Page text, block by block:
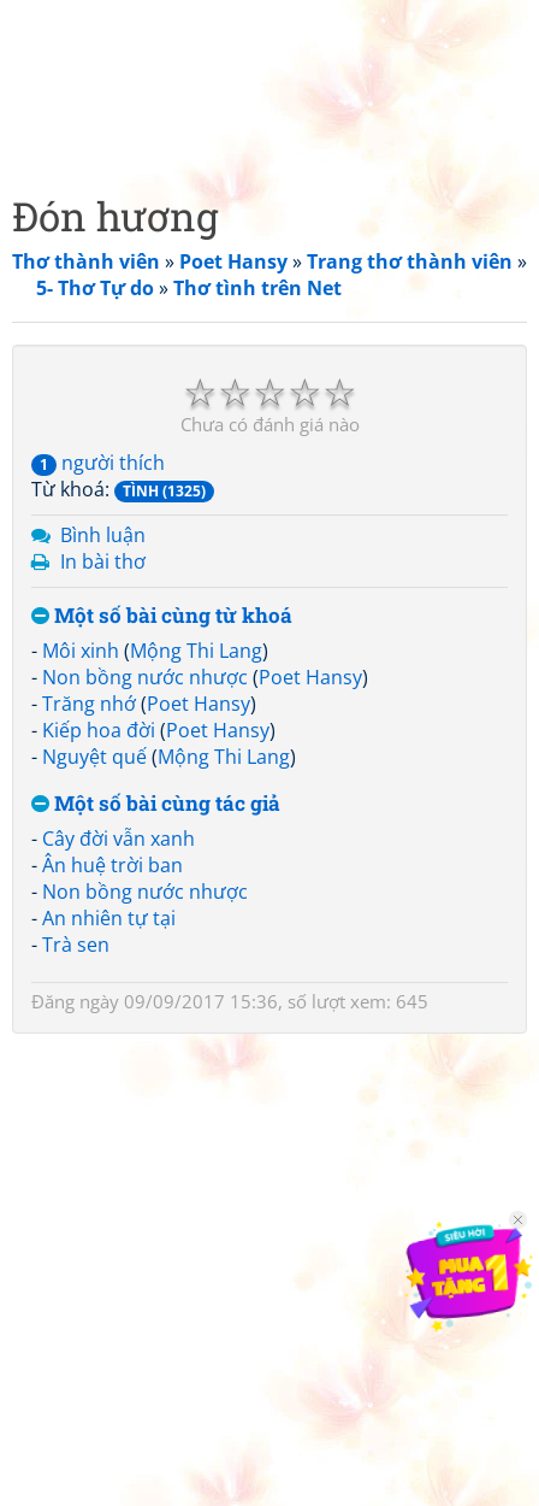
Đón hương
Thơ thành viên » Poet Hansy»Trang thơ thành viên »
5- Thơ Tự do»Thơ tình trên Net
☆
☆
☆
☆
☆
Chưa có đánh giá nào
1
người thích
Từ khoá:
TÌNH (1325)
Bình luận
In bài thơ
Một số bài cùng từ khoá
- Môi xinh (Mộng Thi Lang)
- Non bồng nước nhược (Poet Hansy)
-Trăng nhớ(Poet Hansy)
- Kiếp hoa đời (Poet Hansy)
- Nguyệt quế(Mộng Thi Lang)
Một số bài cùng tác giả
- Cây đời vẫn xanh
-Ân huệ trời ban
- Non bồng nước nhược
-An nhiên tự tại
-Trà sen
Đăng ngày 09/09/2017 15:36, số lượt xem: 645